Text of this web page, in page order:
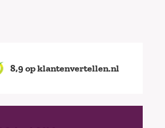
8,9 op klantenvertellen.nl